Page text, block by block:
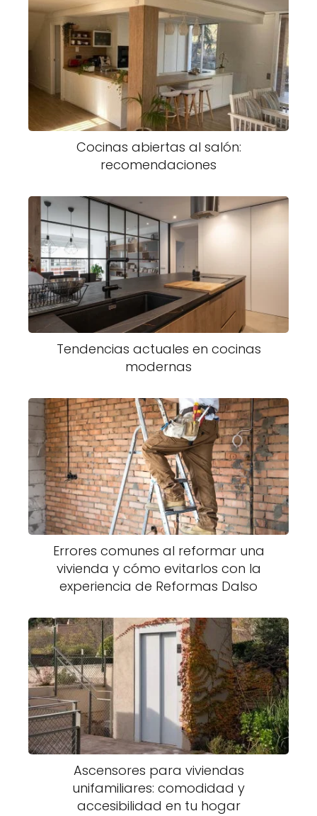
Cocinas abiertas al salón:
recomendaciones
Tendencias actuales en cocinas
modernas
Errores comunes al reformar una
vivienda y cómo evitarlos con la
experiencia de Reformas Dalso
Ascensores para viviendas
unifamiliares: comodidad y
accesibilidad en tu hogar